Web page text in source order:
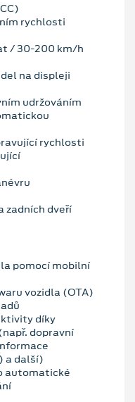
rychlosti
/ 30-200 km/h
na displeji
udržováním
rychlosti
zadních dveří
pomocí mobilní
vozidla (OTA)
díky
dopravní
a další)
automatické